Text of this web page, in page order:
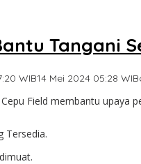
Tangani
WIB14 Mei 2024 05:28 WIB
Field membantu upaya
Tersedia.